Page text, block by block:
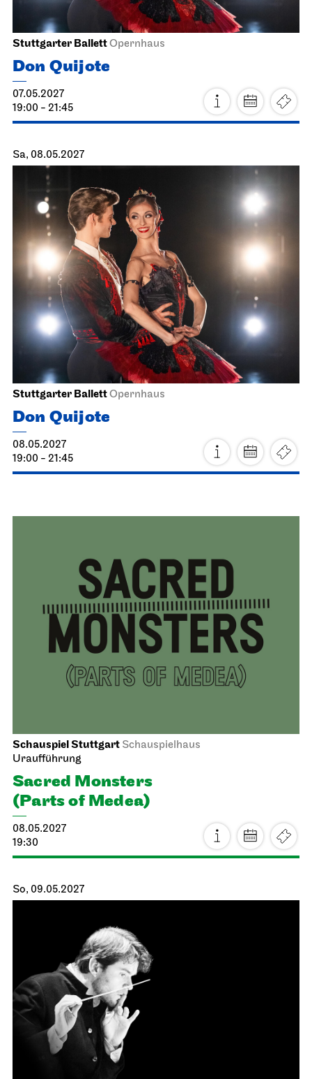
Staatsoper Stuttgart
Zum letzten Mal in dieser Spielzeit, Familienvorstellung
Die drei ??? und das
Spiegelkabinett
17.04.2027
11:00
Staatsoper Stuttgart Opernhaus
17.04.2027
Faust neo
17.04.2027
19:30